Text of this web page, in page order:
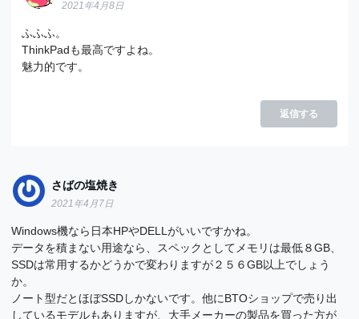
2021年4月8日
ふふふ。
ThinkPadも最高ですよね。
魅力的です。
返信する
さばの塩焼き
2021年4月7日
Windows機なら日本HPやDELLがいいですかね。
データを積まない用途なら、スペックとしてメモリは最低８GB、
SSDは常用するかどうかで変わりますが２５６GB以上でしょう
か。
ノート型だとほぼSSDしかないです。他にBTOショップで売り出
しているモデルもありますが、大手メーカーの製品を買った方が